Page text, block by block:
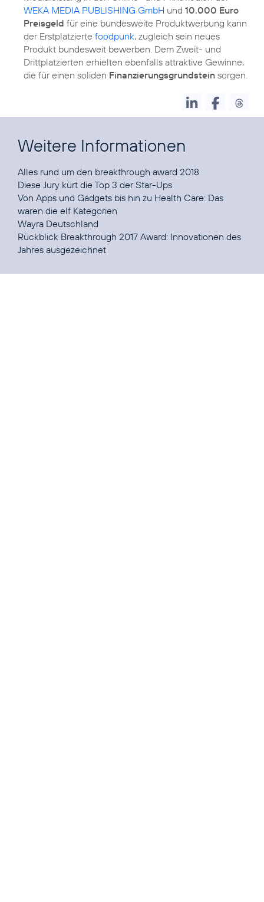
WEKA MEDIA PUBLISHING GmbH und 10.000 Euro
Preisgeld für eine bundesweite Produktwerbung kann
der Erstplatzierte foodpunk, zugleich sein neues
Produkt bundesweit bewerben. Dem Zweit- und
Drittplatzierten erhielten ebenfalls attraktive Gewinne,
die für einen soliden Finanzierungsgrundstein sorgen.
Weitere Informationen
Alles rund um den breakthrough award 2018
Diese Jury kürt die Top 3 der Star-Ups
Von Apps und Gadgets bis hin zu Health Care: Das
waren die elf Kategorien
Wayra Deutschland
Rückblick Breakthrough 2017 Award: Innovationen des
Jahres ausgezeichnet